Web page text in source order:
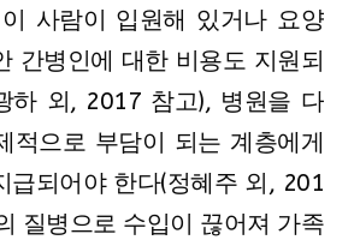
사람이 입원해 있거나 요양
간병인에 대한 비용도 지원되
하 외, 2017 참고), 병원을 다
적으로 부담이 되는 계층에게
급되어야 한다(정혜주 외, 201
질병으로 수입이 끊어져 가족